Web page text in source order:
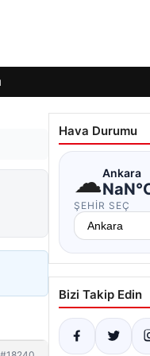
Hava Durumu
☁Ankara
ŞEHIR SEÇ
Bizi Takip Edin